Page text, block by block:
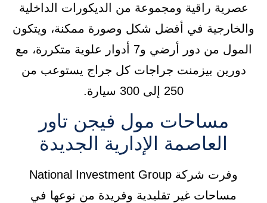
عصرية راقية ومجموعة من الديكورات الداخلية
والخارجية في أفضل شكل وصورة ممكنة، ويتكون
المول من دور أرضي و7 أدوار علوية متكررة، مع
دورين بيزمنت جراجات كل جراج يستوعب من
250 إلى 300 سيارة.
مساحات مول فيجن تاور
العاصمة الإدارية الجديدة
وفرت شركة National Investment Group
مساحات غير تقليدية وفريدة من نوعها في